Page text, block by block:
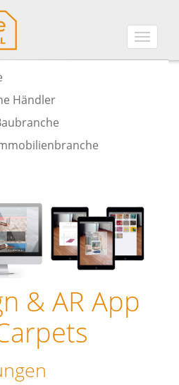
Toggle
Händler
& AR App